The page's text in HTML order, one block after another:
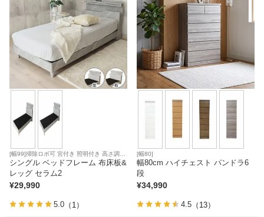
カテゴリから探す
ソファ
テレビ台・リビング家具
ダイニングテーブル・セット
椅子・チェア
[幅99]掃除ロボ可 宮付き 照明付き 高さ調節
可能 コイルマットレス対応
シングル ベッドフレーム 布床板&
レッグ セラム2
¥29,990
5.0 （1）
[幅80]
幅80cm ハイチェスト パンドラ6
段
¥34,990
4.5 （13）